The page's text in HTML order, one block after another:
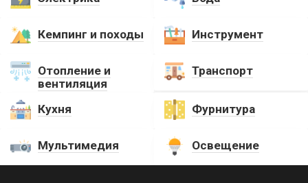
Кемпинг и походы Инструмент
Отопление и
вентиляция
Транспорт
Кухня Фурнитура
Мультимедия Освещение